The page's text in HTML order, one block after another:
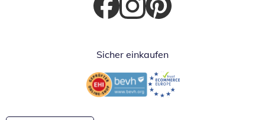
Öffnet in neuem Fenster
Öffnet in neuem Fenster
Öffnet in neuem Fenster
Sicher einkaufen
Öffnet in neuem FensterÖffnet in neuem Fenster